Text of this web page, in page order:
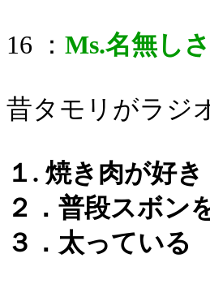
16 ： Ms.名無し
昔タモリがラジ
１. 焼き肉が好き
２．普段スボン
３．太っている